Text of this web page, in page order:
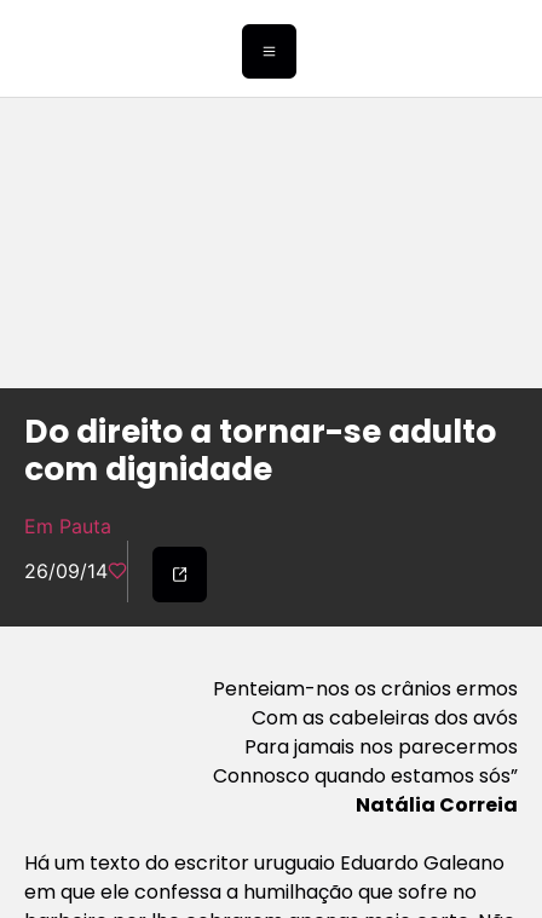
Do direito a tornar-se adulto
com dignidade
Em Pauta
26/09/14
Penteiam-nos os crânios ermos
Com as cabeleiras dos avós
Para jamais nos parecermos
Connosco quando estamos sós”
Natália Correia
Há um texto do escritor uruguaio Eduardo Galeano
em que ele confessa a humilhação que sofre no